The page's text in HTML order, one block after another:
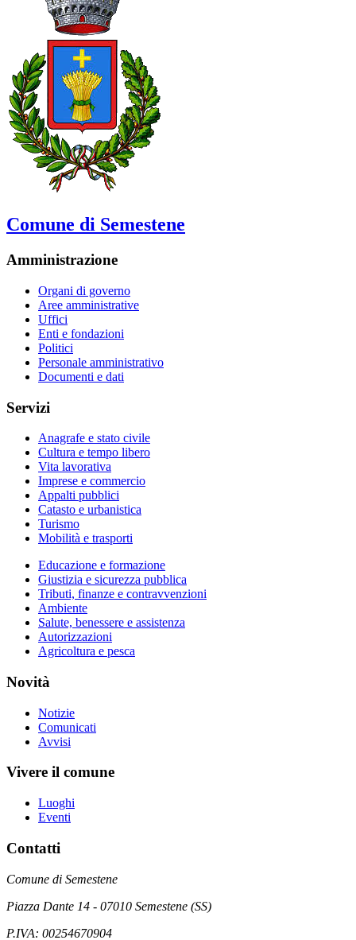
Comune di Semestene
Amministrazione
Organi di governo
Aree amministrative
Uffici
Enti e fondazioni
Politici
Personale amministrativo
Documenti e dati
Servizi
Anagrafe e stato civile
Cultura e tempo libero
Vita lavorativa
Imprese e commercio
Appalti pubblici
Catasto e urbanistica
Turismo
Mobilità e trasporti
Educazione e formazione
Giustizia e sicurezza pubblica
Tributi, finanze e contravvenzioni
Ambiente
Salute, benessere e assistenza
Autorizzazioni
Agricoltura e pesca
Novità
Notizie
Comunicati
Avvisi
Vivere il comune
Luoghi
Eventi
Contatti
Comune di Semestene
Piazza Dante 14 - 07010 Semestene (SS)
P.IVA: 00254670904